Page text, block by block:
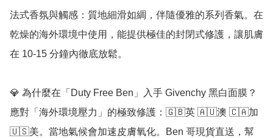
法式香氛與觸感：質地細滑如綢，伴隨優雅的系列香氣。在
乾燥的海外環境中使用，能提供極佳的封閉式修護，讓肌膚
在 10-15 分鐘內徹底放鬆。
💎 為什麼在「Duty Free Ben」入手 Givenchy 黑白面膜？
應對「海外環境壓力」的極致修護：🇬🇧英 🇦🇺澳 🇨🇦加
🇺🇸美。當地氣候會加速皮膚氧化。Ben 哥現貨直送，幫